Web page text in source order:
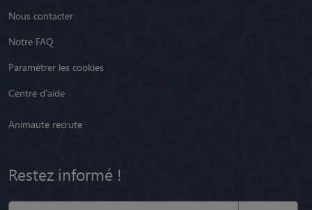
Nous contacter
Notre FAQ
Paramétrer les cookies
Centre d'aide
Animaute recrute
Restez informé !